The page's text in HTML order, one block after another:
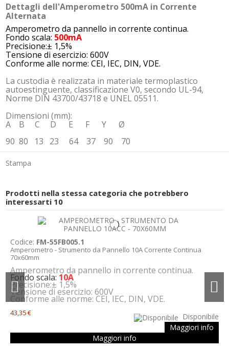
Dettagli dell'Amperometro 500mA in Corrente
Alternata
Amperometro da pannello in corrente continua.
Fondo scala: 500mA
Precisione:± 1,5%
Tensione di esercizio: 600V
Conforme alle norme: CEI, IEC, DIN, VDE.
La custodia è realizzata in materiale termoplastico
autoestinguente, classificazione V0, secondo UL-94,
Norme DIN 43700/43718 e UNEL 05511.
Dimensioni (mm):
A B C D E F Y Ø
90 80 13 23 64 37 90 70
Stampa
Prodotti nella stessa categoria che potrebbero
interessarti 10
Codice: FM-55FB005.1
Amperometro - Strumento da Pannello 10A Corrente Continua
70x60mm
Amperometro da pannello in corrente continua.
Fondo scala: 10A
Precisione:± 1,5%
Tensione di esercizio: 600V
Conforme alle norme: CEI, IEC, DIN, VDE.
43,35 €
Disponibile
Maggiori info
Maggiori info